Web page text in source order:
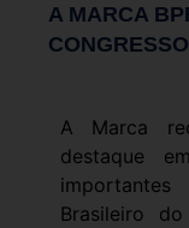
A MARCA
A Marca
destaque
Brasileiro